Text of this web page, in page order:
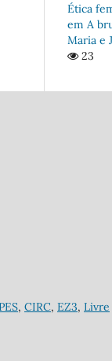
Ética
em A
Maria e
23
, CIRC, EZ3, Livre